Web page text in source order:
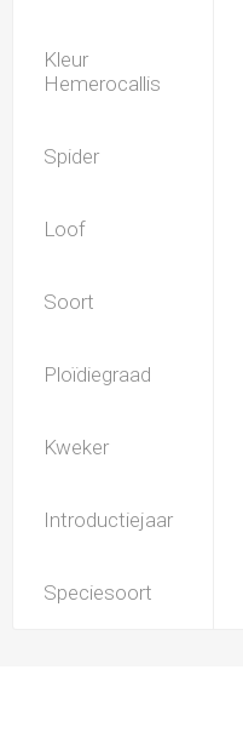
Kleur
Hemerocallis
Spider
Loof
Soort
Ploïdiegraad
Kweker
Introductiejaar
Speciesoort